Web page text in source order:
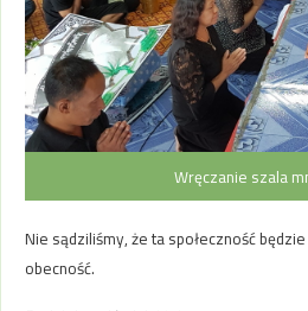
Wręczanie szala
Nie sądziliśmy, że ta społeczność
obecność.